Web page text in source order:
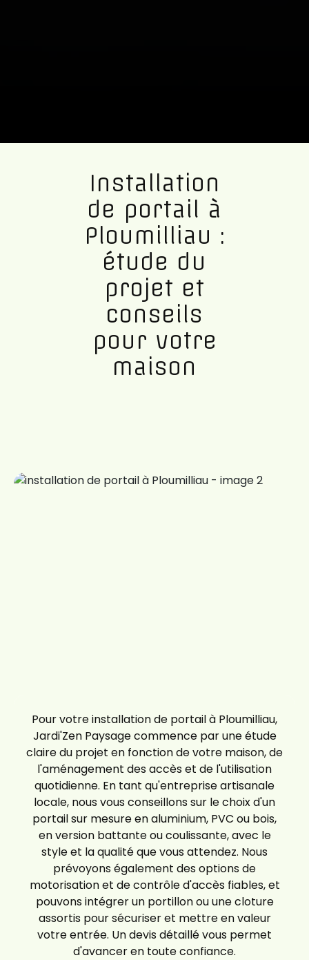
Installation
de portail à
Ploumilliau :
étude du
projet et
conseils
pour votre
maison
Pour votre installation de portail à Ploumilliau,
Jardi'Zen Paysage commence par une étude
claire du projet en fonction de votre maison, de
l'aménagement des accès et de l'utilisation
quotidienne. En tant qu'entreprise artisanale
locale, nous vous conseillons sur le choix d'un
portail sur mesure en aluminium, PVC ou bois,
en version battante ou coulissante, avec le
style et la qualité que vous attendez. Nous
prévoyons également des options de
motorisation et de contrôle d'accès fiables, et
pouvons intégrer un portillon ou une cloture
assortis pour sécuriser et mettre en valeur
votre entrée. Un devis détaillé vous permet
d'avancer en toute confiance.